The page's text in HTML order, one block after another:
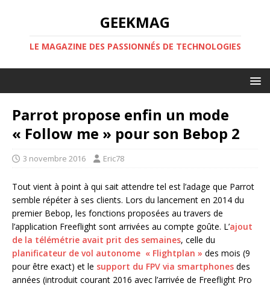
GEEKMAG
LE MAGAZINE DES PASSIONNÉS DE TECHNOLOGIES
Parrot propose enfin un mode
« Follow me » pour son Bebop 2
3 novembre 2016 Eric78
Tout vient à point à qui sait attendre tel est l’adage que Parrot
semble répéter à ses clients. Lors du lancement en 2014 du
premier Bebop, les fonctions proposées au travers de
l’application Freeflight sont arrivées au compte goûte. L’ajout
de la télémétrie avait prit des semaines, celle du
planificateur de vol autonome « Flightplan » des mois (9
pour être exact) et le support du FPV via smartphones des
années (introduit courant 2016 avec l’arrivée de Freeflight Pro